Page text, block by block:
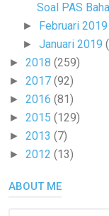
Soal PAS
► Februari
►Januari 2019
► 2018 (259)
► 2017 (92)
► 2016 (81)
► 2015 (129)
► 2013 (7)
► 2012 (13)
ABOUT ME